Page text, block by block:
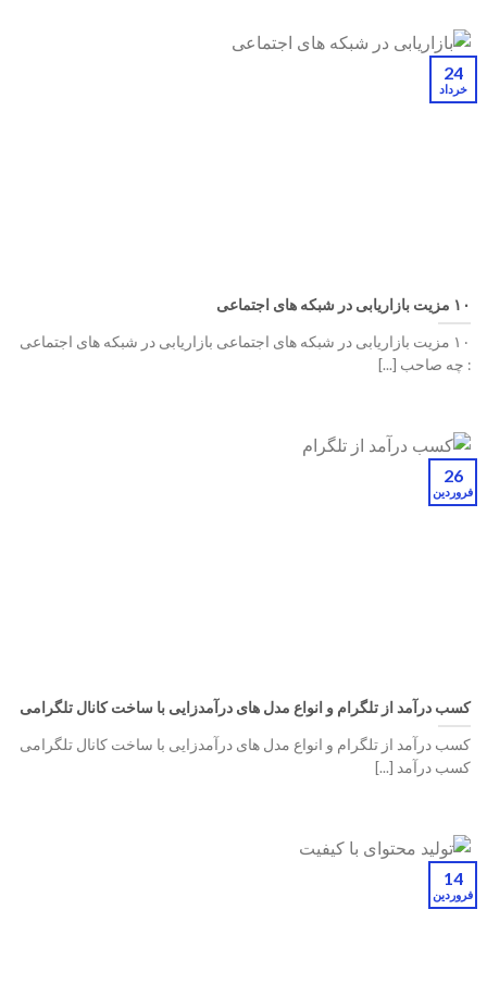
۱۰ مزیت بازاریابی در شبکه های اجتماعی
۱۰ مزیت بازاریابی در شبکه های اجتماعی بازاریابی در شبکه های اجتماعی
: چه صاحب [...]
24
خرداد
کسب درآمد از تلگرام و انواع مدل های درآمدزایی با ساخت کانال تلگرامی
کسب درآمد از تلگرام و انواع مدل های درآمدزایی با ساخت کانال تلگرامی
کسب درآمد [...]
26
فروردین
14
فروردین